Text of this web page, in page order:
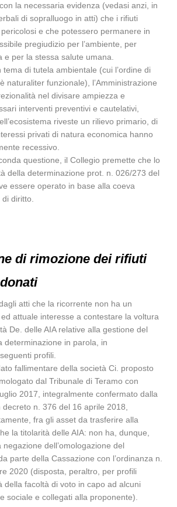
la necessaria evidenza (vedasi anzi, in
di sopralluogo in atti) che i rifiuti
e che potessero permanere in
pregiudizio per l’ambiente, per
e per la stessa salute umana.
di tutela ambientale (cui l’ordine di
naturaliter funzionale), l’Amministrazione
nel divisare ampiezza e
interventi preventivi e cautelativi,
riveste un rilievo primario, di
privati di natura economica hanno
recessivo.
questione, il Collegio premette che lo
della determinazione prot. n. 026/273 del
essere operato in base alla coeva
diritto.
di rimozione dei rifiuti
atti che la ricorrente non ha un
attuale interesse a contestare la voltura
De. delle AIA relative alla gestione del
determinazione in parola, in
profili.
fallimentare della società Ci. proposto
dal Tribunale di Teramo con
2017, integralmente confermato dalla
decreto n. 376 del 16 aprile 2018,
fra gli asset da trasferire alla
la titolarità delle AIA: non ha, dunque,
dell’omologazione del
parte della Cassazione con l’ordinanza n.
2020 (disposta, peraltro, per profili
della facoltà di voto in capo ad alcuni
sociale e collegati alla proponente).